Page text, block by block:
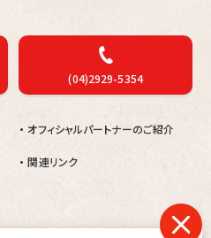
(04)2929-5354
オフィシャルパートナーのご紹介
関連リンク